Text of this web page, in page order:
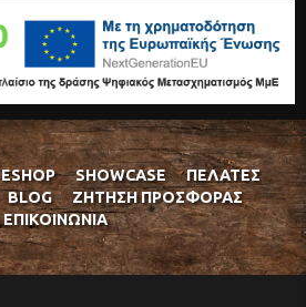
ESHOP SHOWCASE
ΠΕΛΆΤΕΣ
BLOG
ΖΉΤΗΣΗ ΠΡΟΣΦΟΡΆΣ
ΕΠΙΚΟΙΝΩΝΊΑ